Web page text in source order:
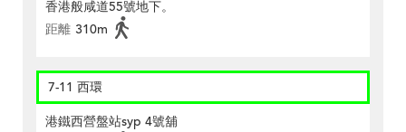
香港般咸道55號地下。
距離 310m
7-11 西環
港鐵西營盤站syp 4號舖